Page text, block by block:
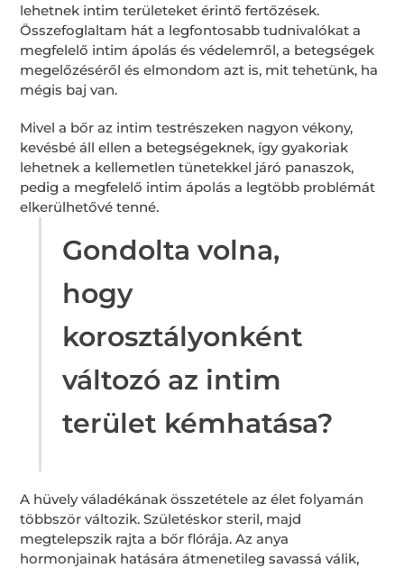
lehetnek intim területeket érintő fertőzések.
Összefoglaltam hát a legfontosabb tudnivalókat a
megfelelő intim ápolás és védelemről, a betegségek
megelőzéséről és elmondom azt is, mit tehetünk, ha
mégis baj van.
Mivel a bőr az intim testrészeken nagyon vékony,
kevésbé áll ellen a betegségeknek, így gyakoriak
lehetnek a kellemetlen tünetekkel járó panaszok,
pedig a megfelelő intim ápolás a legtöbb problémát
elkerülhetővé tenné.
Gondolta volna,
hogy
korosztályonként
változó az intim
terület kémhatása?
A hüvely váladékának összetétele az élet folyamán
többször változik. Születéskor steril, majd
megtelepszik rajta a bőr flórája. Az anya
hormonjainak hatására átmenetileg savassá válik,